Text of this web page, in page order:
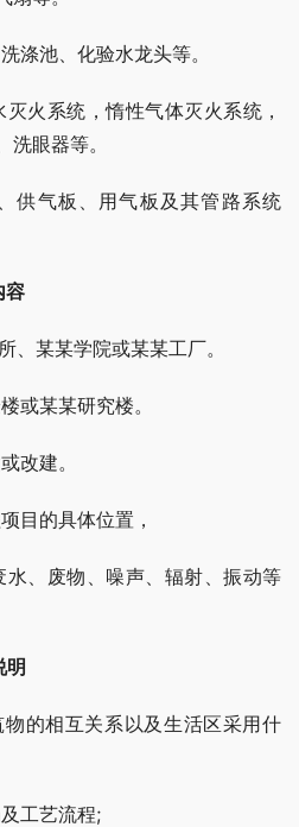
涤池、化验水龙头等。
火系统，惰性气体灭火系统，
眼器等。
供气板、用气板及其管路系统
容
、某某学院或某某工厂。
或某某研究楼。
改建。
目的具体位置，
、废物、噪声、辐射、振动等
明
的相互关系以及生活区采用什
工艺流程;